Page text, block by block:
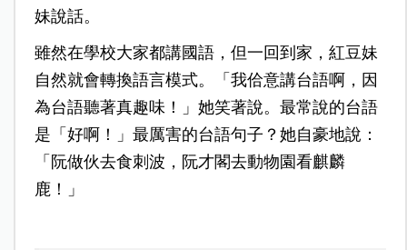
妹說話。
雖然在學校大家都講國語，但一回到家，紅豆妹
自然就會轉換語言模式。「我佮意講台語啊，因
為台語聽著真趣味！」她笑著說。最常說的台語
是「好啊！」最厲害的台語句子？她自豪地說：
「阮做伙去食刺波，阮才閣去動物園看麒麟
鹿！」